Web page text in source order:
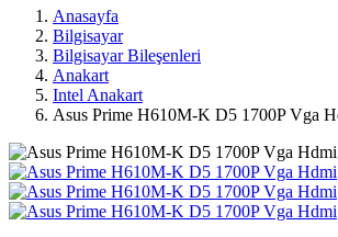
Anasayfa
Bilgisayar
Bilgisayar Bileşenleri
Anakart
Intel Anakart
Asus Prime H610M-K D5 1700P Vga